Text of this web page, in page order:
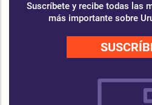
Suscríbete y recibe todas las
más importante sobre